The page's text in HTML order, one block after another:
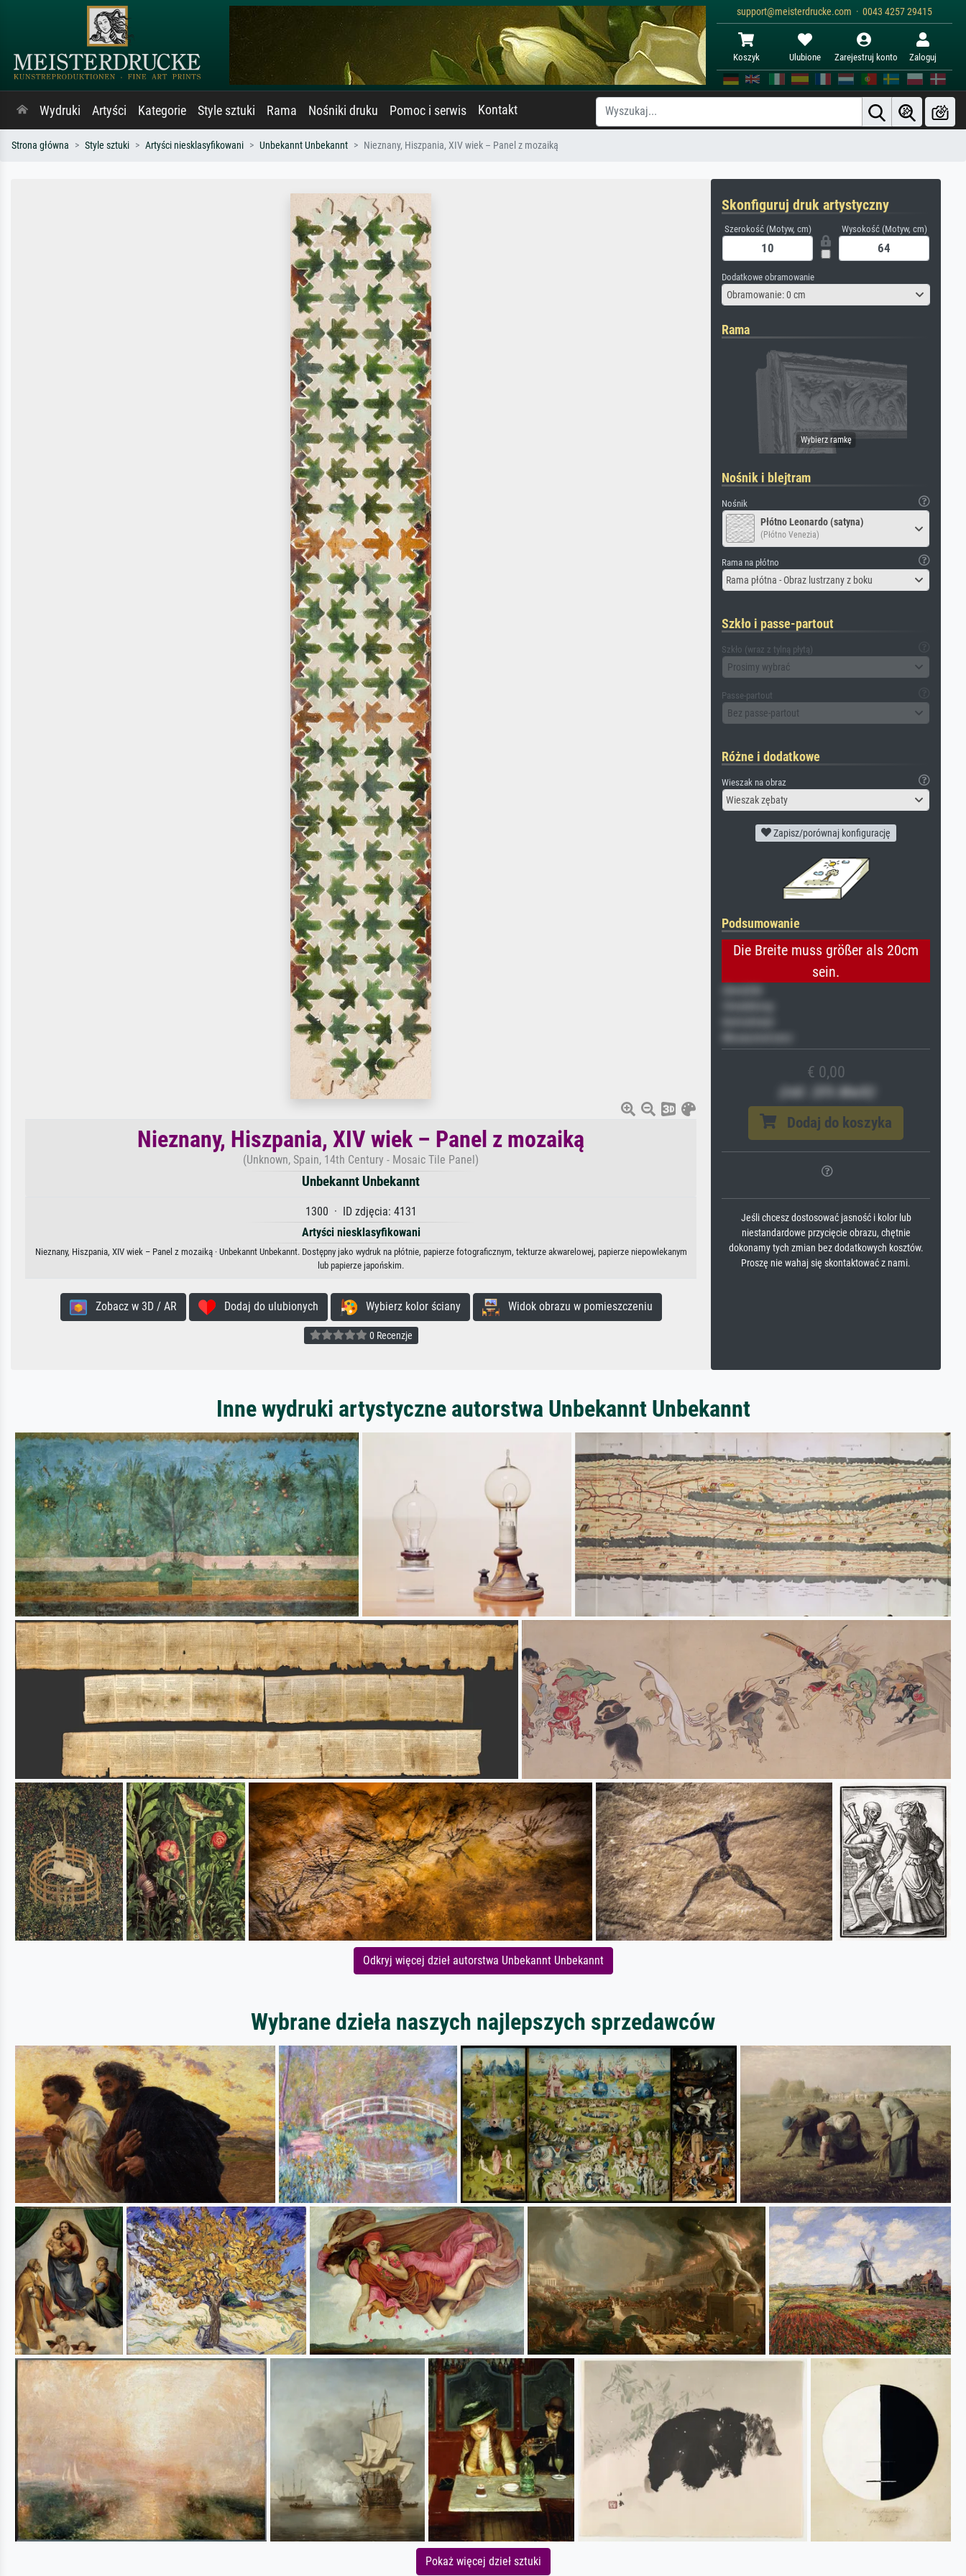
support@meisterdrucke.com · 0043 4257 29415
Koszyk Ulubione Zarejestruj konto Zaloguj
Wydruki Artyści Kategorie Style sztuki Rama Nośniki druku Pomoc i serwis Kontakt
Strona główna Style sztuki Artyści niesklasyfikowani Unbekannt Unbekannt Nieznany, Hiszpania, XIV wiek – Panel z mozaiką
Nieznany, Hiszpania, XIV wiek – Panel z mozaiką
(Unknown, Spain, 14th Century - Mosaic Tile Panel)
Unbekannt Unbekannt
1300 · ID zdjęcia: 4131
Artyści niesklasyfikowani
Nieznany, Hiszpania, XIV wiek – Panel z mozaiką · Unbekannt Unbekannt. Dostępny jako wydruk na płótnie, papierze fotograficznym, tekturze akwarelowej, papierze niepowlekanym
lub papierze japońskim.
Zobacz w 3D / AR Dodaj do ulubionych Wybierz kolor ściany Widok obrazu w pomieszczeniu
0 Recenzje
Skonfiguruj druk artystyczny
Szerokość (Motyw, cm) Wysokość (Motyw, cm)
Dodatkowe obramowanie
Obramowanie: 0 cm
Rama
Nośnik i blejtram
Nośnik
Płótno Leonardo (satyna)
(Płótno Venezia)
Rama na płótno
Rama płótna - Obraz lustrzany z boku
Szkło i passe-partout
Szkło (wraz z tylną płytą)
Prosimy wybrać
Passe-partout
Bez passe-partout
Różne i dodatkowe
Wieszak na obraz
Wieszak zębaty
Zapisz/porównaj konfigurację
Podsumowanie
Die Breite muss größer als 20cm
sein.
Veredelung
Museumslizenz
€ 0,00
(inkl. 20% MwSt)
Dodaj do koszyka
Jeśli chcesz dostosować jasność i kolor lub
niestandardowe przycięcie obrazu, chętnie
dokonamy tych zmian bez dodatkowych kosztów.
Proszę nie wahaj się skontaktować z nami.
Inne wydruki artystyczne autorstwa Unbekannt Unbekannt
Odkryj więcej dzieł autorstwa Unbekannt Unbekannt
Wybrane dzieła naszych najlepszych sprzedawców
Pokaż więcej dzieł sztuki